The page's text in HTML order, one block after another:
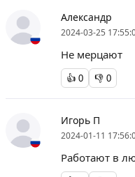
Александр
2024-03-25
Не мерцают
👍 0 👎 0
Игорь П
2024-01-11
Работают в